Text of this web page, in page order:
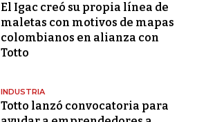
El Igac creó su propia línea de
maletas con motivos de mapas
colombianos en alianza con
Totto
INDUSTRIA
Totto lanzó convocatoria para